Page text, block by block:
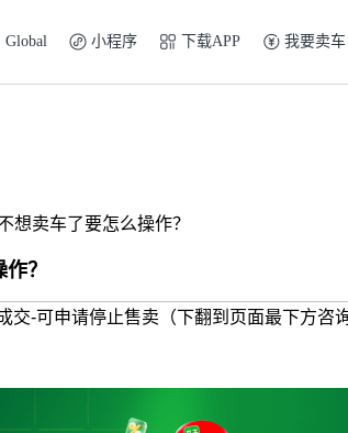
Global 小程序 下载APP 我要卖车
想卖车了要怎么操作？
？
交-可申请停止售卖（下翻到页面最下方咨